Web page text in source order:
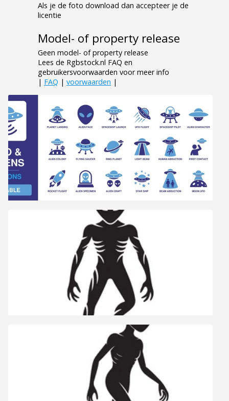
Als je de foto download dan accepteer je de
licentie
Model- of property release
Geen model- of property release
Lees de Rgbstock.nl FAQ en
gebruikersvoorwaarden voor meer info
| FAQ | voorwaarden |